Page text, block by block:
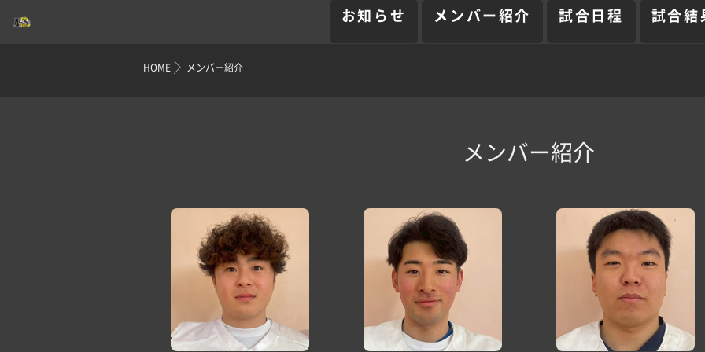
お知らせ メンバー紹介 試合日程 試合結
HOME メンバー紹介
メンバー紹介